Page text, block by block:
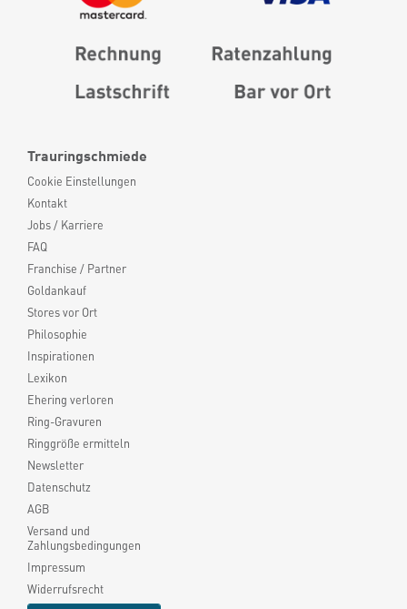
Trauringschmiede
Cookie Einstellungen
Kontakt
Jobs / Karriere
FAQ
Franchise / Partner
Goldankauf
Stores vor Ort
Philosophie
Inspirationen
Lexikon
Ehering verloren
Ring-Gravuren
Ringgröße ermitteln
Newsletter
Datenschutz
AGB
Versand und
Zahlungsbedingungen
Impressum
Widerrufsrecht